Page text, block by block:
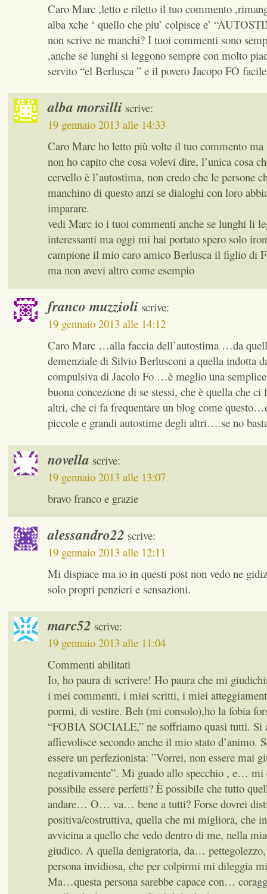
Caro Marc ,letto e riletto il tuo commento
alba xche ‘ quello che piu’ colpisce e’
non scrive ne manchi? I tuoi commenti sono
,anche se lunghi si leggono sempre con molto
servito “el Berlusca ” e il povero Jacopo FO
alba morsilli scrive:
19 gennaio 2013 alle 14:33
Caro Marc ho letto più volte il tuo commento ma
non ho capito che cosa volevi dire, l’unica cosa
cervello è l’autostima, non credo che le persone
manchino di questo anzi se dialoghi con loro
imparare.
vedi Marc io i tuoi commenti anche se lunghi li
interessanti ma oggi mi hai portato spero solo
campione il mio caro amico Berlusca il figlio di
ma non avevi altro come esempio
franco muzzioli scrive:
19 gennaio 2013 alle 14:12
Caro Marc …alla faccia dell’autostima …da
demenziale di Silvio Berlusconi a quella indotta
compulsiva di Jacolo Fo …è meglio una
buona concezione di se stessi, che è quella che
altri, che ci fa frequentare un blog come
piccole e grandi autostime degli altri….se no
novella scrive:
19 gennaio 2013 alle 13:07
bravo franco e grazie
alessandro22 scrive:
19 gennaio 2013 alle 12:11
Mi dispiace ma io in questi post non vedo ne
solo propri penzieri e sensazioni.
marc52 scrive:
19 gennaio 2013 alle 11:04
Commenti abilitati
Io, ho paura di scrivere! Ho paura che mi
i mei commenti, i miei scritti, i miei
pormi, di vestire. Beh (mi consolo),ho la fobia
“FOBIA SOCIALE,” ne soffriamo quasi tutti. Si
affievolisce secondo anche il mio stato d’animo.
essere un perfezionista: ”Vorrei, non essere mai
negativamente”. Mi guado allo specchio , e…
possibile essere perfetti? È possibile che tutto
andare… O… va… bene a tutti? Forse dovrei
positiva/costruttiva, quella che mi migliora, che
avvicina a quello che vedo dentro di me, nella
giudico. A quella denigratoria, da…
persona invidiosa, che per colpirmi mi dileggia
Ma…questa persona sarebbe capace con…